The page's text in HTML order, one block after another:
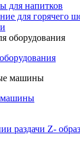
для напитков
для горячего
машины